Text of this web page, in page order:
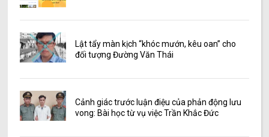
Lật tẩy màn kịch “khóc mướn, kêu oan” cho
đối tượng Đường Văn Thái
Cảnh giác trước luận điệu của phản động lưu
vong: Bài học từ vụ việc Trần Khắc Đức